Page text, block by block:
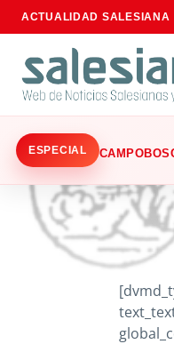
ACTUALIDAD SALESIANA
ESPECIAL